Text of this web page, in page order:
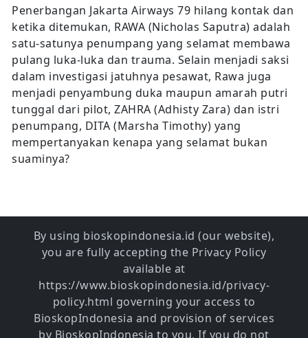
Penerbangan Jakarta Airways 79 hilang kontak dan
ketika ditemukan, RAWA (Nicholas Saputra) adalah
satu-satunya penumpang yang selamat membawa
pulang luka-luka dan trauma. Selain menjadi saksi
dalam investigasi jatuhnya pesawat, Rawa juga
menjadi penyambung duka maupun amarah putri
tunggal dari pilot, ZAHRA (Adhisty Zara) dan istri
penumpang, DITA (Marsha Timothy) yang
mempertanyakan kenapa yang selamat bukan
suaminya?
By using bioskopindonesia.id (our website),
you are fully accepting the Privacy Policy
available at
https://www.bioskopindonesia.id/privacy-
policy.html governing your access to
BioskopIndonesia and provision of services
by BioskopIndonesia to you. If you do not